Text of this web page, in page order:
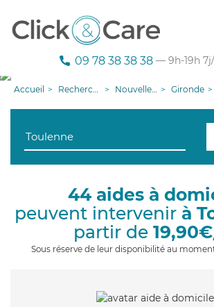
09 78 38 38 38 — 9h-19h
Accueil Recherche aide à domicile Nouvelle-Aquitaine Gironde
44 aides à
peuvent intervenir à
partir de
Sous réserve de leur disponibilité au